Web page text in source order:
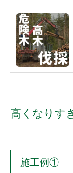
高くなりす
施工例①